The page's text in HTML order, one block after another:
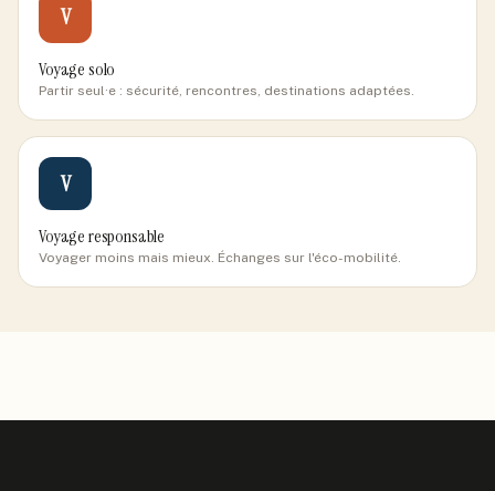
V
Voyage solo
Partir seul·e : sécurité, rencontres, destinations adaptées.
V
Voyage responsable
Voyager moins mais mieux. Échanges sur l'éco-mobilité.